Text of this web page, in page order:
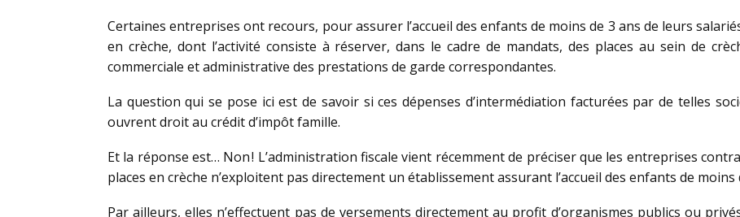
Certaines entreprises ont recours, pour assurer l’accueil des enfants de moins de 3 ans de leurs
en crèche, dont l’activité consiste à réserver, dans le cadre de mandats, des places au sein de
commerciale et administrative des prestations de garde correspondantes.
La question qui se pose ici est de savoir si ces dépenses d’intermédiation facturées par de telles
ouvrent droit au crédit d’impôt famille.
Et la réponse est… Non ! L’administration fiscale vient récemment de préciser que les entreprises
places en crèche n’exploitent pas directement un établissement assurant l’accueil des enfants de moins
Par ailleurs, elles n’effectuent pas de versements directement au profit d’organismes publics ou